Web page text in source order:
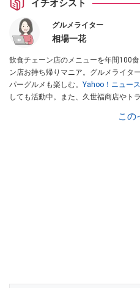
イチオシスト
グルメライター
相場一花
飲食チェーン店のメニューを年間100
ン店お持ち帰りマニア。グルメライタ
パーグルメも楽しむ。 Yahoo！ニュー
しても活動中。また、久世福商店やト
、集英
この